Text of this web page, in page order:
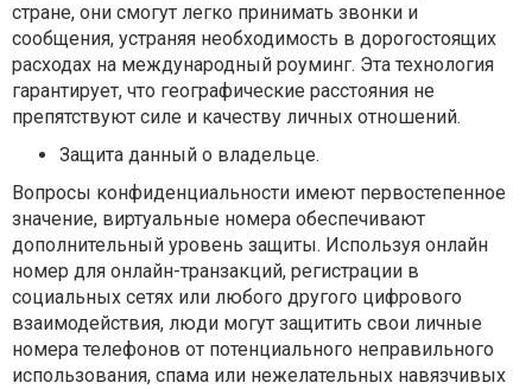
стране, они смогут легко принимать звонки и
сообщения, устраняя необходимость в дорогостоящих
расходах на международный роуминг. Эта технология
гарантирует, что географические расстояния не
препятствуют силе и качеству личных отношений.
Защита данный о владельце.
Вопросы конфиденциальности имеют первостепенное
значение, виртуальные номера обеспечивают
дополнительный уровень защиты. Используя онлайн
номер для онлайн-транзакций, регистрации в
социальных сетях или любого другого цифрового
взаимодействия, люди могут защитить свои личные
номера телефонов от потенциального неправильного
использования, спама или нежелательных навязчивых